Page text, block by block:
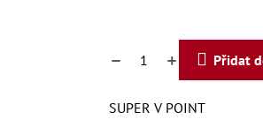
Přidat
SUPER V POINT